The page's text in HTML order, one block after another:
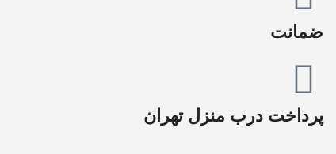
ضمانت
پرداخت درب منزل تهران